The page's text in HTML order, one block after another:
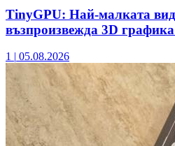
TinyGPU: Най-малката
възпроизвежда 3D
1 | 05.08.2026